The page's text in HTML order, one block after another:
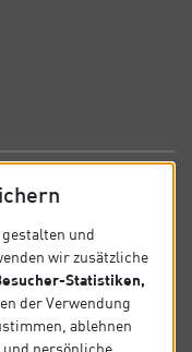
und
wir zusätzliche
Statistiken,
der Verwendung
ablehnen
persönliche